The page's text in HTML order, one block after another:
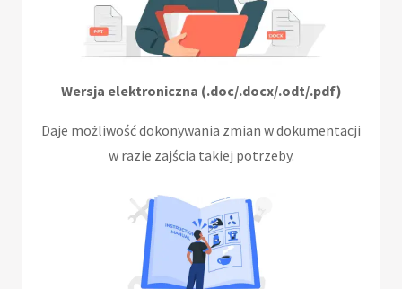
Wersja elektroniczna (.doc/.docx/.odt/.pdf)
Daje możliwość dokonywania zmian w dokumentacji
w razie zajścia takiej potrzeby.